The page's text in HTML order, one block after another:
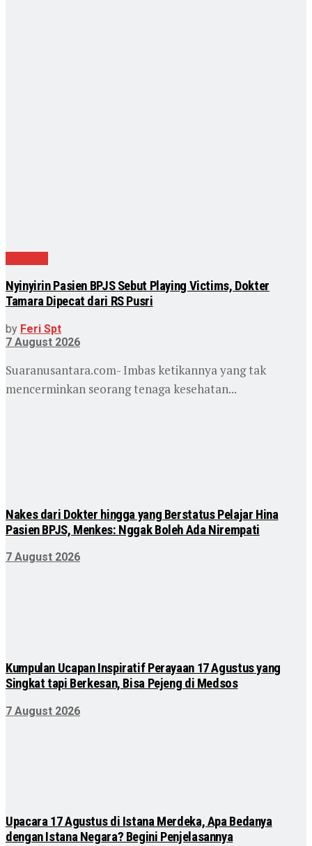
Nyinyirin Pasien BPJS Sebut Playing Victims, Dokter
Tamara Dipecat dari RS Pusri
by Feri Spt
7 August 2026
Suaranusantara.com- Imbas ketikannya yang tak
mencerminkan seorang tenaga kesehatan...
Nakes dari Dokter hingga yang Berstatus Pelajar Hina
Pasien BPJS, Menkes: Nggak Boleh Ada Nirempati
7 August 2026
Kumpulan Ucapan Inspiratif Perayaan 17 Agustus yang
Singkat tapi Berkesan, Bisa Pejeng di Medsos
7 August 2026
Upacara 17 Agustus di Istana Merdeka, Apa Bedanya
dengan Istana Negara? Begini Penjelasannya